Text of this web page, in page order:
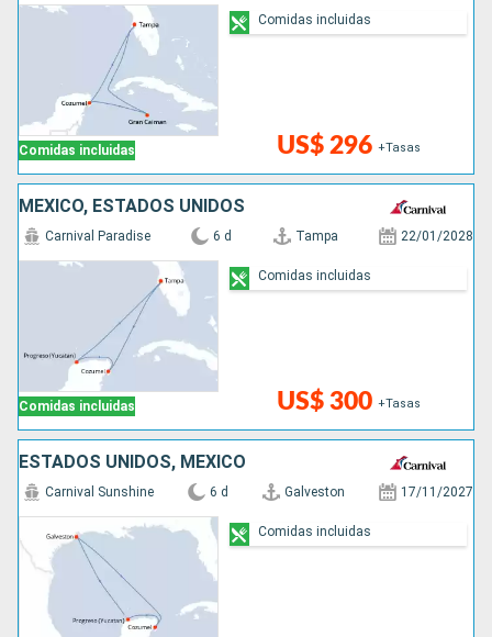
Comidas incluidas US$ 296 +Tasas
Comidas incluidas
MÉXICO, ESTADOS UNIDOS
Comidas incluidas
Carnival Paradise 6 d Tampa 22/01/2028
US$ 300 +Tasas
Comidas incluidas
ESTADOS UNIDOS, MÉXICO
Carnival Sunshine 6 d Galveston 17/11/2027
Comidas incluidas